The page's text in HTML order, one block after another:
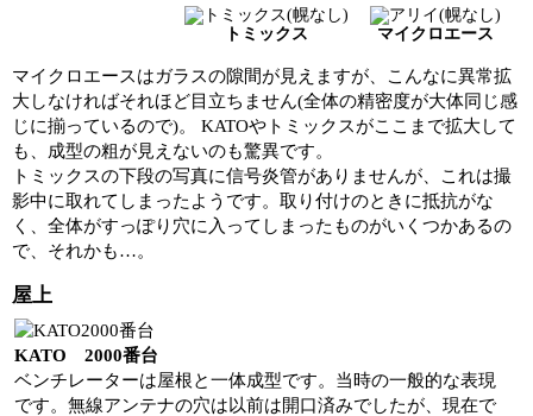
トミックス マイクロエース
マイクロエースはガラスの隙間が見えますが、こんなに異常拡
大しなければそれほど目立ちません(全体の精密度が大体同じ感
じに揃っているので)。 KATOやトミックスがここまで拡大して
も、成型の粗が見えないのも驚異です。
トミックスの下段の写真に信号炎管がありませんが、これは撮
影中に取れてしまったようです。取り付けのときに抵抗がな
く、全体がすっぽり穴に入ってしまったものがいくつかあるの
で、それかも…。
屋上
KATO 2000番台
ベンチレーターは屋根と一体成型です。当時の一般的な表現
です。無線アンテナの穴は以前は開口済みでしたが、現在で